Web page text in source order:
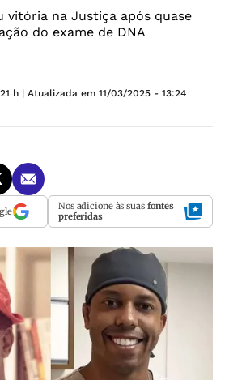
vitória na Justiça após quase
do exame de DNA
h | Atualizada em 11/03/2025 - 13:24
Nos adicione às suas fontes
preferidas